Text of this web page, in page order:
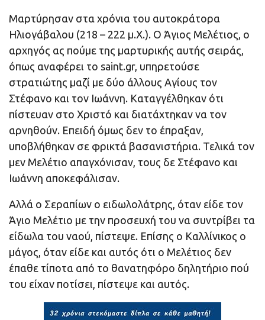
Μαρτύρησαν στα χρόνια του αυτοκράτορα
Ηλιογάβαλου (218 – 222 μ.Χ.). Ο Άγιος Μελέτιος, ο
αρχηγός ας πούμε της μαρτυρικής αυτής σειράς,
όπως αναφέρει το saint.gr, υπηρετούσε
στρατιώτης μαζί με δύο άλλους Αγίους τον
Στέφανο και τον Ιωάννη. Καταγγέλθηκαν ότι
πίστευαν στο Χριστό και διατάχτηκαν να τον
αρνηθούν. Επειδή όμως δεν το έπραξαν,
υποβλήθηκαν σε φρικτά βασανιστήρια. Τελικά τον
μεν Μελέτιο απαγχόνισαν, τους δε Στέφανο και
Ιωάννη αποκεφάλισαν.
Αλλά ο Σεραπίων ο ειδωλολάτρης, όταν είδε τον
Άγιο Μελέτιο με την προσευχή του να συντρίβει τα
είδωλα του ναού, πίστεψε. Επίσης ο Καλλίνικος ο
μάγος, όταν είδε και αυτός ότι ο Μελέτιος δεν
έπαθε τίποτα από το θανατηφόρο δηλητήριο πού
του είχαν ποτίσει, πίστεψε και αυτός.